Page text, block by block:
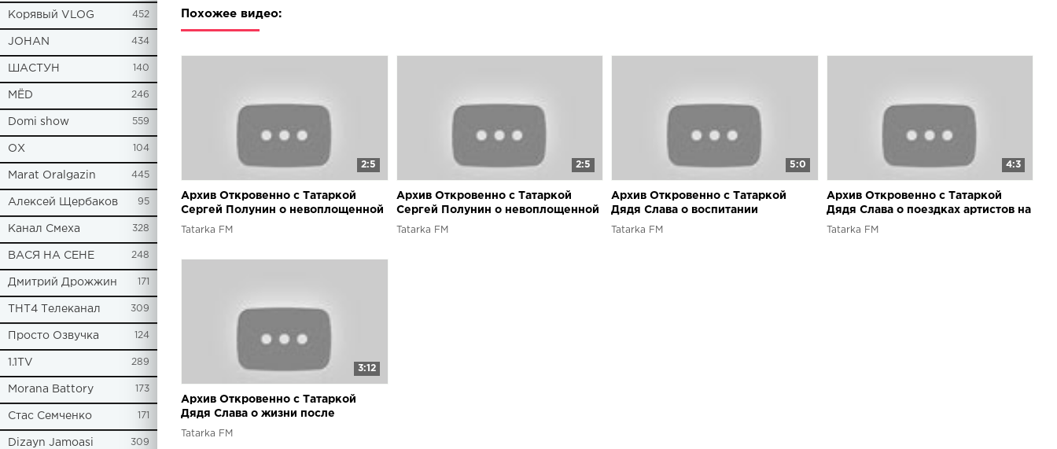
Корявый VLOG 452
JOHAN 434
ШАСТУН 140
МЁD 246
Domi show 559
ОХ 104
Marat Oralgazin 445
Алексей Щербаков 95
Канал Смеха 328
ВАСЯ НА СЕНЕ 248
Дмитрий Дрожжин 171
ТНТ4 Телеканал 309
Просто Озвучка 124
1.1TV 289
Morana Battory 173
Стас Семченко 171
Dizayn Jamoasi 309
Похожее видео:
2:5
Архив Откровенно с Татаркой
Сергей Полунин о невоплощенной
карьере бандита
Tatarka FM
2:5
Архив Откровенно с Татаркой
Сергей Полунин о невоплощенной
карьере бандита
Tatarka FM
5:0
Архив Откровенно с Татаркой
Дядя Слава о воспитании
молодежи
Tatarka FM
4:3
Архив Откровенно с Татаркой
Дядя Слава о поездках артистов на
Донбасс и отцов и детей в
Tatarka FM
3:12
Архив Откровенно с Татаркой
Дядя Слава о жизни после
клинической смерти
Tatarka FM